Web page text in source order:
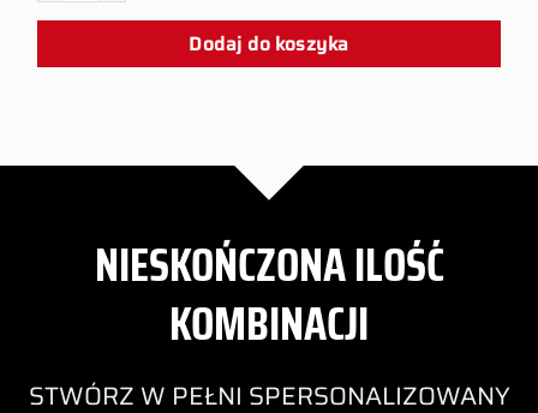
Dodaj do koszyka
NIESKOŃCZONA ILOŚĆ
KOMBINACJI
STWÓRZ W PEŁNI SPERSONALIZOWANY